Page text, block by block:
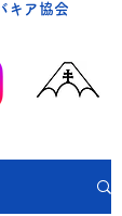
キア協会